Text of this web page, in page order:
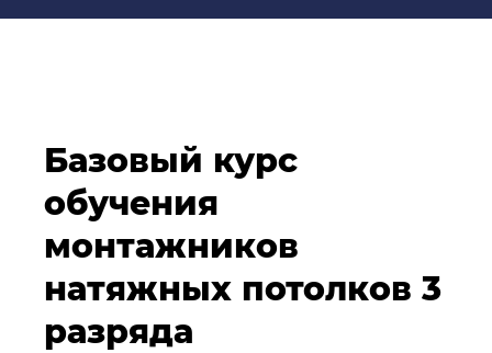
Базовый курс
обучения
монтажников
натяжных потолков 3
разряда